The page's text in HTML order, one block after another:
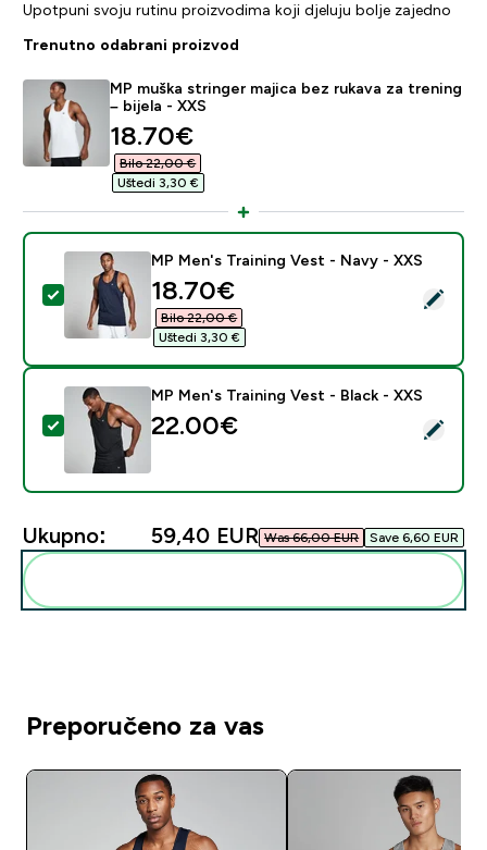
Upotpuni svoju rutinu proizvodima koji djeluju bolje zajedno
Trenutno odabrani proizvod
MP muška stringer majica bez rukava za trening
– bijela - XXS
discounted price
18.70€‎
Bilo 22,00 €‎
Uštedi 3,30 €‎
Odaberi ovaj proizvod - MP Men's Training Vest -
MP Men's Training Vest - Navy - XXS
discounted price
18.70€‎
Bilo 22,00 €‎
Uštedi 3,30 €‎
Odaberi ovaj proizvod - MP Men's Training Vest -
MP Men's Training Vest - Black - XXS
22.00€‎
Ukupno: 59,40 EUR‎ Was 66,00 EUR‎ Save 6,60 EUR‎
Preporučeno za vas